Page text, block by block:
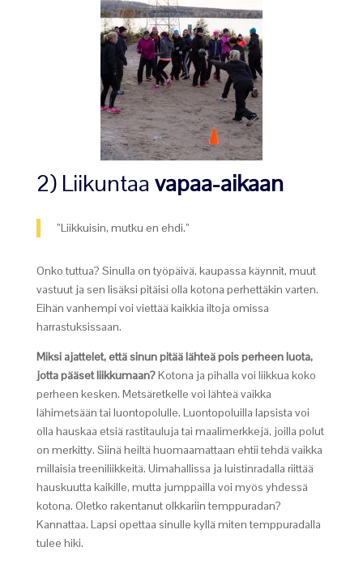
2) Liikuntaa vapaa-aikaan
”Liikkuisin, mutku en ehdi.”
Onko tuttua? Sinulla on työpäivä, kaupassa käynnit, muut
vastuut ja sen lisäksi pitäisi olla kotona perhettäkin varten.
Eihän vanhempi voi viettää kaikkia iltoja omissa
harrastuksissaan.
Miksi ajattelet, että sinun pitää lähteä pois perheen luota,
jotta pääset liikkumaan?Kotona ja pihalla voi liikkua koko
perheen kesken. Metsäretkelle voi lähteä vaikka
lähimetsään tai luontopolulle. Luontopoluilla lapsista voi
olla hauskaa etsiä rastitauluja tai maalimerkkejä, joilla polut
on merkitty. Siinä heiltä huomaamattaan ehtii tehdä vaikka
millaisia treeniliikkeitä. Uimahallissa ja luistinradalla riittää
hauskuutta kaikille, mutta jumppailla voi myös yhdessä
kotona. Oletko rakentanut olkkariin temppuradan?
Kannattaa. Lapsi opettaa sinulle kyllä miten temppuradalla
tulee hiki.